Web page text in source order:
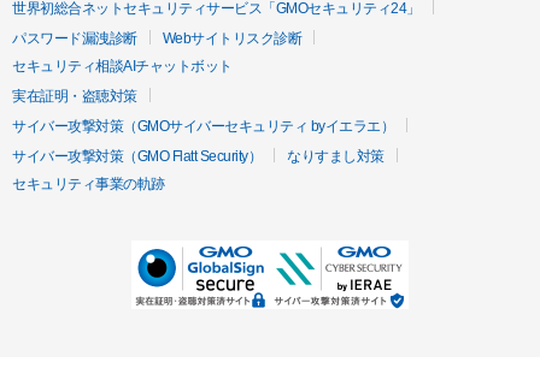
世界初総合ネットセキュリティサービス「GMOセキュリティ24」
パスワード漏洩診断
Webサイトリスク診断
セキュリティ相談AIチャットボット
実在証明・盗聴対策
サイバー攻撃対策（GMOサイバーセキュリティ byイエラエ）
サイバー攻撃対策（GMO Flatt Security）
なりすまし対策
セキュリティ事業の軌跡